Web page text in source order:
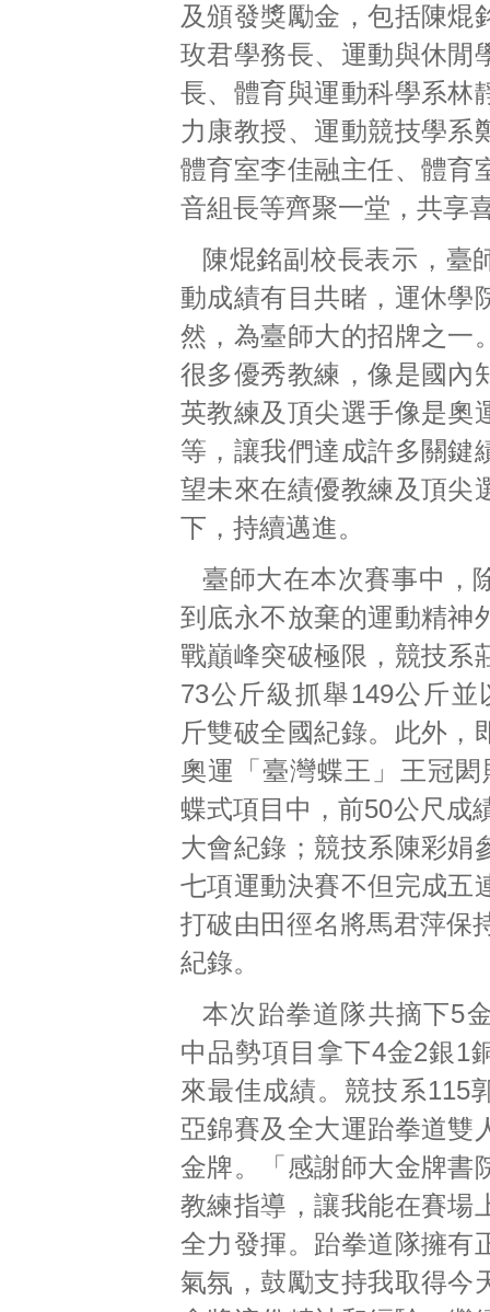
及頒發獎勵金，包括陳焜
玫君學務長、運動與休閒
長、體育與運動科學系林
力康教授、運動競技學系
體育室李佳融主任、體育
音組長等齊聚一堂，共享
陳焜銘副校長表示，臺
動成績有目共睹，運休學
然，為臺師大的招牌之一
很多優秀教練，像是國內
英教練及頂尖選手像是奧
等，讓我們達成許多關鍵
望未來在績優教練及頂尖
下，持續邁進。
臺師大在本次賽事中，
到底永不放棄的運動精神
戰巔峰突破極限，競技系
73公斤級抓舉149公斤並
斤雙破全國紀錄。此外，
奧運「臺灣蝶王」王冠閎
蝶式項目中，前50公尺成
大會紀錄；競技系陳彩娟
七項運動決賽不但完成五
打破由田徑名將馬君萍保
紀錄。
本次跆拳道隊共摘下5
中品勢項目拿下4金2銀1
來最佳成績。競技系115
亞錦賽及全大運跆拳道雙
金牌。「感謝師大金牌書
教練指導，讓我能在賽場
全力發揮。跆拳道隊擁有
氣氛，鼓勵支持我取得今